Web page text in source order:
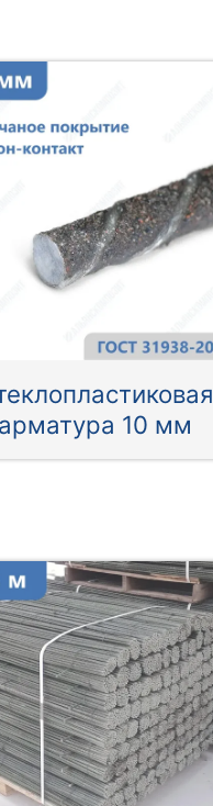
арматура 10 мм